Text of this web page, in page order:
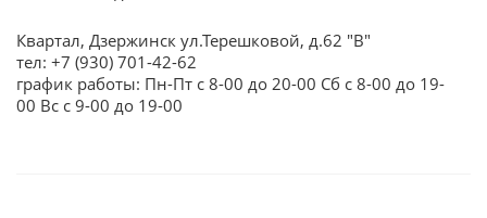
Квартал, Дзержинск ул.Терешковой, д.62 "В"
тел: +7 (930) 701-42-62
график работы: Пн-Пт с 8-00 до 20-00 Сб с 8-00 до 19-
00 Вс с 9-00 до 19-00